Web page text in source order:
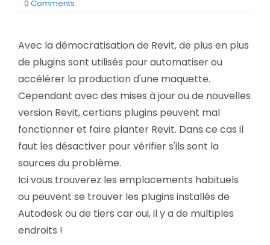
BLOG
SOCIETE
Rechercher:
0 Commentson
Où
les
plugins
Revit
Avec la démocratisation de Revit, de plus en plus
de plugins sont utilisés pour automatiser ou
accélérer la production d'une maquette.
Cependant avec des mises à jour ou de nouvelles
version Revit, certians plugins peuvent mal
fonctionner et faire planter Revit. Dans ce cas il
faut les désactiver pour vérifier s'ils sont la
sources du problème.
Ici vous trouverez les emplacements habituels
ou peuvent se trouver les plugins installés de
Autodesk ou de tiers car oui, il y a de multiples
endroits !